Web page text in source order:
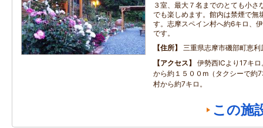
３室、最大７名までのとても小さ
でも楽しめます。館内は禁煙で無
す。志摩スペイン村へ約6キロ、
です。
住所
三重県志摩市磯部町恵利
アクセス
伊勢西ICより17キ
から約１５００m（タクシーで約
村から約7キロ。
この施